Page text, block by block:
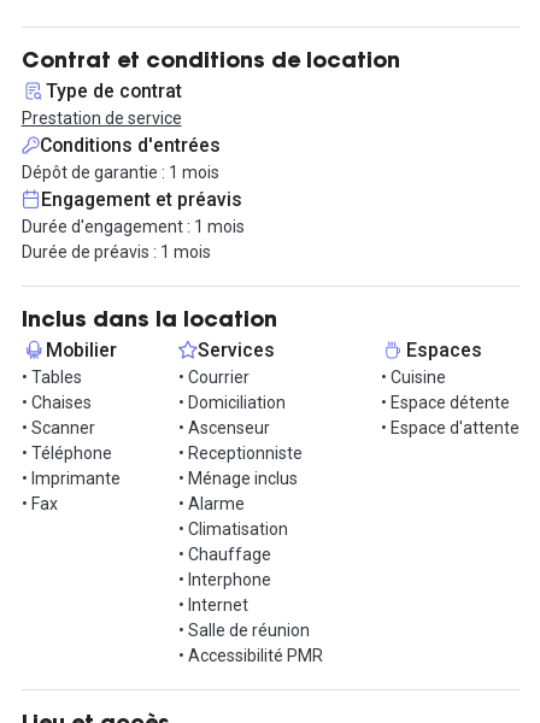
Intéressé par cette annonce ? Contactez-nous via le formulaire
de l'annonce pour visiter et vous installer !
Contrat et conditions de location
Type de contrat
Prestation de service
Conditions d'entrées
Dépôt de garantie : 1 mois
Engagement et préavis
Durée d'engagement : 1 mois
Durée de préavis : 1 mois
Inclus dans la location
Mobilier
• Tables
• Chaises
• Scanner
• Téléphone
• Imprimante
• Fax
Services
• Courrier
• Domiciliation
• Ascenseur
• Receptionniste
• Ménage inclus
• Alarme
• Climatisation
• Chauffage
• Interphone
• Internet
• Salle de réunion
• Accessibilité PMR
Espaces
• Cuisine
• Espace détente
• Espace d'attente